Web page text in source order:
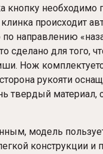
кнопку
происходит
направлению
сделано для того,
Нож
рукояти
твердый
модель
конструкции и